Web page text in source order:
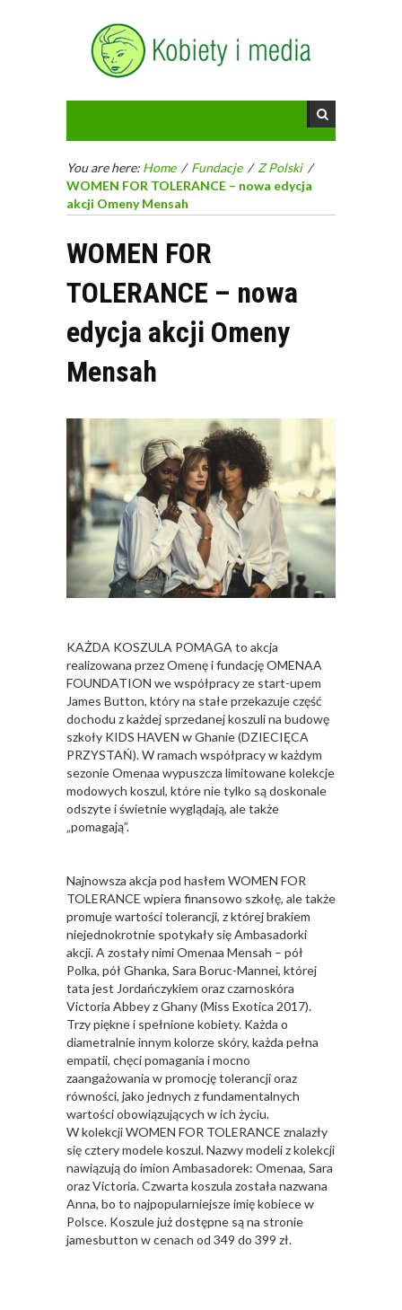
You are here: Home / Fundacje / Z Polski /
WOMEN FOR TOLERANCE – nowa edycja
akcji Omeny Mensah
WOMEN FOR
TOLERANCE – nowa
edycja akcji Omeny
Mensah
KAŻDA KOSZULA POMAGA to akcja
realizowana przez Omenę i fundację OMENAA
FOUNDATION we współpracy ze start-upem
James Button, który na stałe przekazuje część
dochodu z każdej sprzedanej koszuli na budowę
szkoły KIDS HAVEN w Ghanie (DZIECIĘCA
PRZYSTAŃ). W ramach współpracy w każdym
sezonie Omenaa wypuszcza limitowane kolekcje
modowych koszul, które nie tylko są doskonale
odszyte i świetnie wyglądają, ale także
„pomagają”.
Najnowsza akcja pod hasłem WOMEN FOR
TOLERANCE wpiera finansowo szkołę, ale także
promuje wartości tolerancji, z której brakiem
niejednokrotnie spotykały się Ambasadorki
akcji. A zostały nimi Omenaa Mensah – pół
Polka, pół Ghanka, Sara Boruc-Mannei, której
tata jest Jordańczykiem oraz czarnoskóra
Victoria Abbey z Ghany (Miss Exotica 2017).
Trzy piękne i spełnione kobiety. Każda o
diametralnie innym kolorze skóry, każda pełna
empatii, chęci pomagania i mocno
zaangażowania w promocję tolerancji oraz
równości, jako jednych z fundamentalnych
wartości obowiązujących w ich życiu.
W kolekcji WOMEN FOR TOLERANCE znalazły
się cztery modele koszul. Nazwy modeli z kolekcji
nawiązują do imion Ambasadorek: Omenaa, Sara
oraz Victoria. Czwarta koszula została nazwana
Anna, bo to najpopularniejsze imię kobiece w
Polsce. Koszule już dostępne są na stronie
jamesbutton w cenach od 349 do 399 zł.